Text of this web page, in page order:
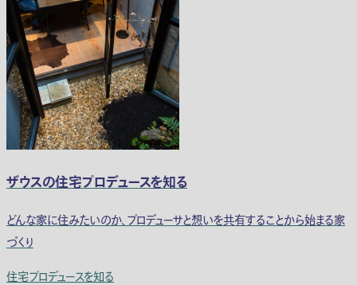
ザウスの住宅プロデュースを知る
どんな家に住みたいのか、プロデューサと想いを共有することから始まる家
づくり
住宅プロデュースを知る